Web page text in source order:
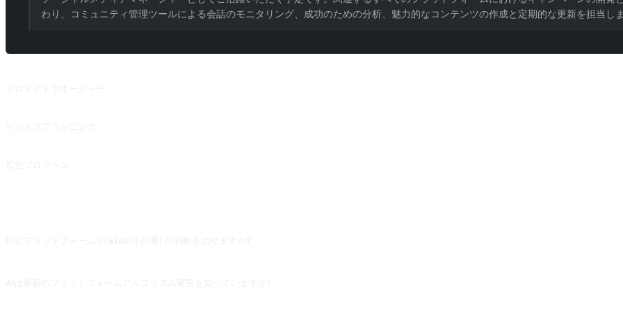
わり、コミュニティ管理ツールによる会話のモニタリング、成功のための分析、魅力的なコンテンツの作成と定期的な更新を担当しま